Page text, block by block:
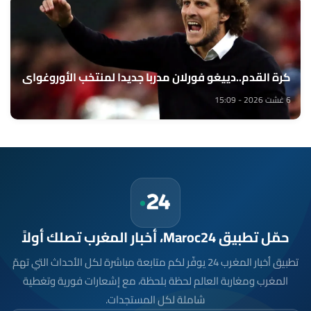
كرة القدم..دييغو فورلان مدربا جديدا لمنتخب الأوروغواي
6 غشت 2026 - 15:09
حمّل تطبيق Maroc24، أخبار المغرب تصلك أولاً
تطبيق أخبار المغرب 24 يوفّر لكم متابعة مباشرة لكل الأحداث التي تهمّ
المغرب ومغاربة العالم لحظة بلحظة، مع إشعارات فورية وتغطية
شاملة لكل المستجدات.